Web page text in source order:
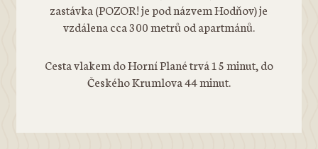
zastávka (POZOR! je pod názvem Hodňov) je
vzdálena cca 300 metrů od apartmánů.
Cesta vlakem do Horní Plané trvá 15 minut, do
Českého Krumlova 44 minut.